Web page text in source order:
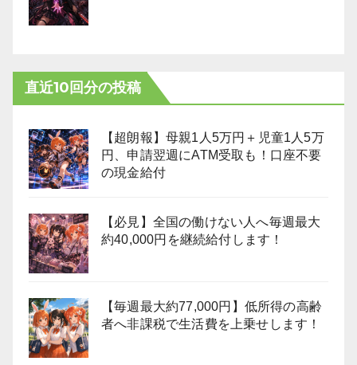
直近10回分の投稿
【超朗報】母親1人5万円＋児童1人5万
円、申請翌週にATM受取も！口座不要
の現金給付
【必見】全国の働けない人へ毎週最大
約40,000円を継続給付します！
【毎週最大約77,000円】低所得の高齢
者へ非課税で生活費を上乗せします！